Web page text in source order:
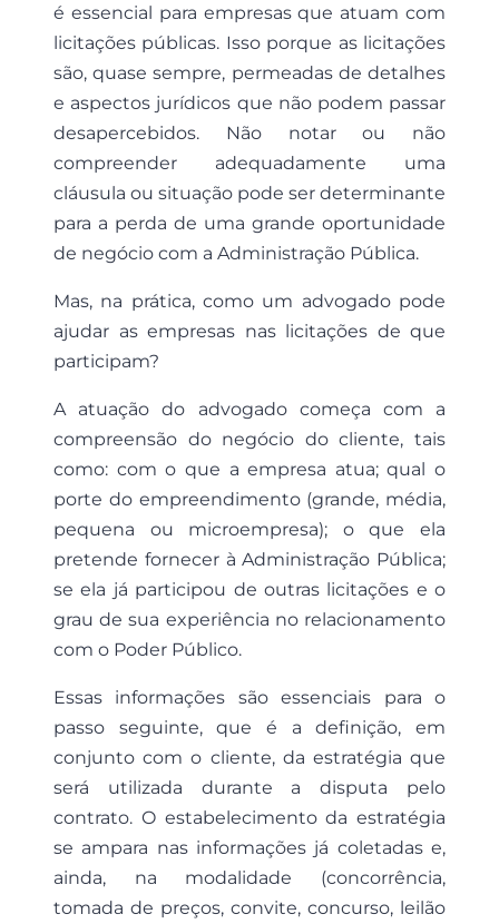
é essencial para empresas que atuam com
licitações públicas. Isso porque as licitações
são, quase sempre, permeadas de detalhes
e aspectos jurídicos que não podem passar
desapercebidos. Não notar ou não
compreender adequadamente uma
cláusula ou situação pode ser determinante
para a perda de uma grande oportunidade
de negócio com a Administração Pública.
Mas, na prática, como um advogado pode
ajudar as empresas nas licitações de que
participam?
A atuação do advogado começa com a
compreensão do negócio do cliente, tais
como: com o que a empresa atua; qual o
porte do empreendimento (grande, média,
pequena ou microempresa); o que ela
pretende fornecer à Administração Pública;
se ela já participou de outras licitações e o
grau de sua experiência no relacionamento
com o Poder Público.
Essas informações são essenciais para o
passo seguinte, que é a definição, em
conjunto com o cliente, da estratégia que
será utilizada durante a disputa pelo
contrato. O estabelecimento da estratégia
se ampara nas informações já coletadas e,
ainda, na modalidade (concorrência,
tomada de preços, convite, concurso, leilão